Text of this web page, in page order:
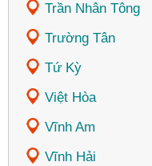
Trần Nhân Tông
Trường Tân
Tứ Kỳ
Việt Hòa
Vĩnh Am
Vĩnh Hải